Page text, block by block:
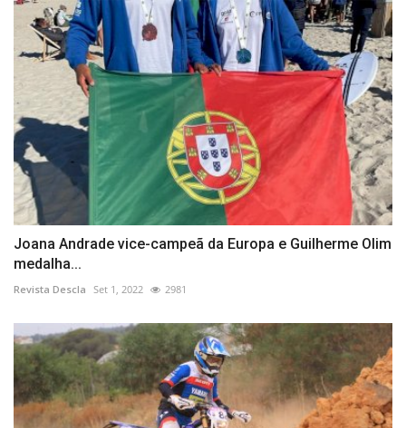
Joana Andrade vice-campeã da Europa e Guilherme Olim
medalha...
Revista Descla Set 1, 2022 2981